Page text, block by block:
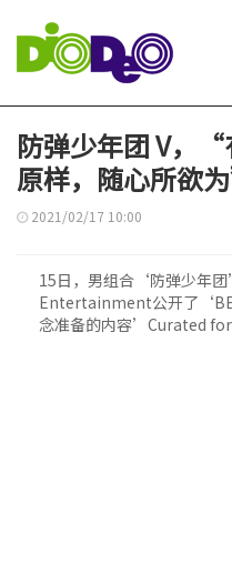
防弹少年团 V，
原样，随心所欲
2021/02/17 10:00
15日，男组合‘防弹少年
Entertainment公开了
念准备的内容’Curated for